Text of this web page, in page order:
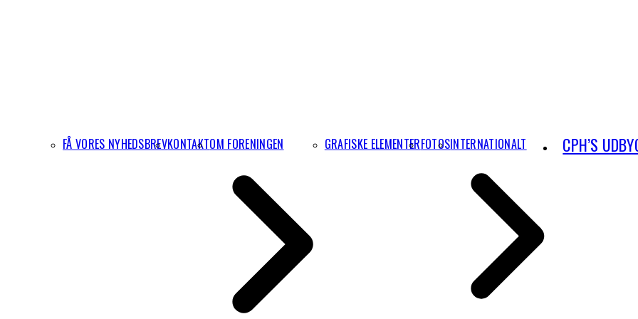
FÅ VORES NYHEDSBREVKONTAKTOM FORENINGEN GRAFISKE ELEMENTERFOTOSINTERNATIONALT CPH’S